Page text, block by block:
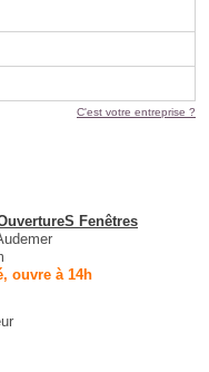
C'est votre entreprise ?
Fenêtres
ouvre à 14h